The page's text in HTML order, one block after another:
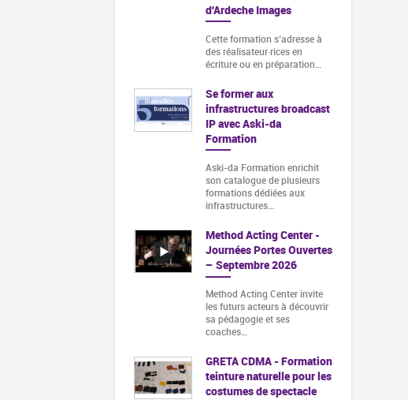
d'Ardeche Images
Cette formation s‘adresse à
des réalisateur·rices en
écriture ou en préparation…
Se former aux
infrastructures broadcast
IP avec Aski-da
Formation
Aski-da Formation enrichit
son catalogue de plusieurs
formations dédiées aux
infrastructures…
Method Acting Center -
Journées Portes Ouvertes
– Septembre 2026
Method Acting Center invite
les futurs acteurs à découvrir
sa pédagogie et ses
coaches…
GRETA CDMA - Formation
teinture naturelle pour les
costumes de spectacle